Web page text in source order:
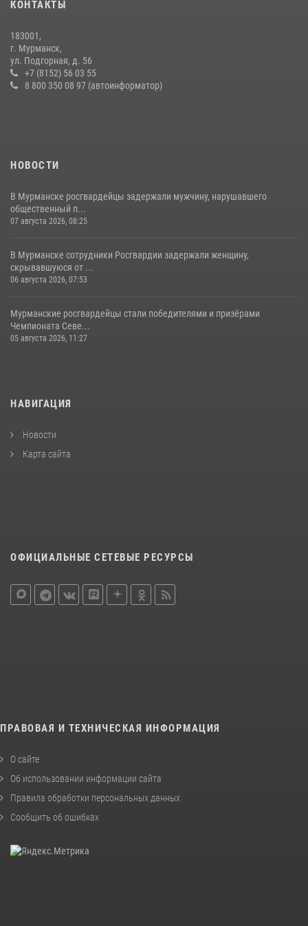
Сотрудники вневедомственной охраны Росгвардии провели
практические тренировки в акватории Кольского залива
23 июля 2026, 09:28
КОНТАКТЫ
183001,
г. Мурманск,
ул. Подгорная, д. 56
+7 (8152) 56 03 55
8 800 350 08 97 (автоинформатор)
НОВОСТИ
В Мурманске росгвардейцы задержали мужчину, нарушавшего
общественный п...
07 августа 2026, 08:25
В Мурманске сотрудники Росгвардии задержали женщину,
скрывавшуюся от ...
06 августа 2026, 07:53
Мурманские росгвардейцы стали победителями и призёрами
Чемпионата Севе...
05 августа 2026, 11:27
НАВИГАЦИЯ
Новости
Карта сайта
ОФИЦИАЛЬНЫЕ СЕТЕВЫЕ РЕСУРСЫ
ПРАВОВАЯ И ТЕХНИЧЕСКАЯ ИНФОРМАЦИЯ
О сайте
Об использовании информации сайта
Правила обработки персональных данных
Сообщить об ошибках